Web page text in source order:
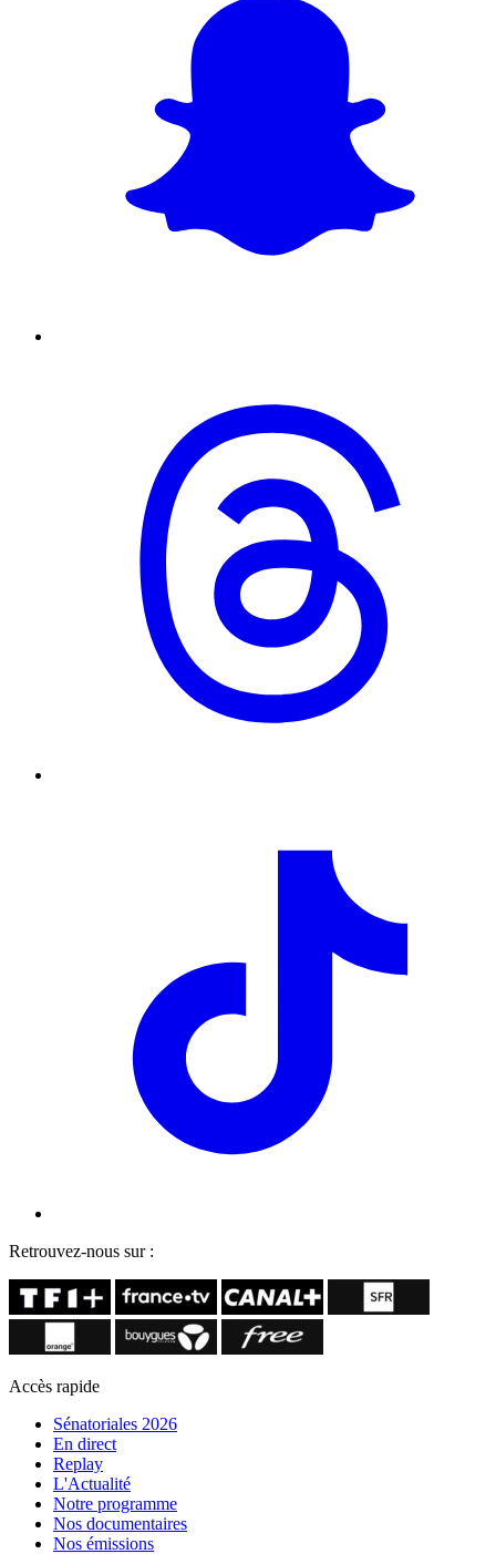
Retrouvez-nous sur :
Accès rapide
Sénatoriales 2026
En direct
Replay
L'Actualité
Notre programme
Nos documentaires
Nos émissions